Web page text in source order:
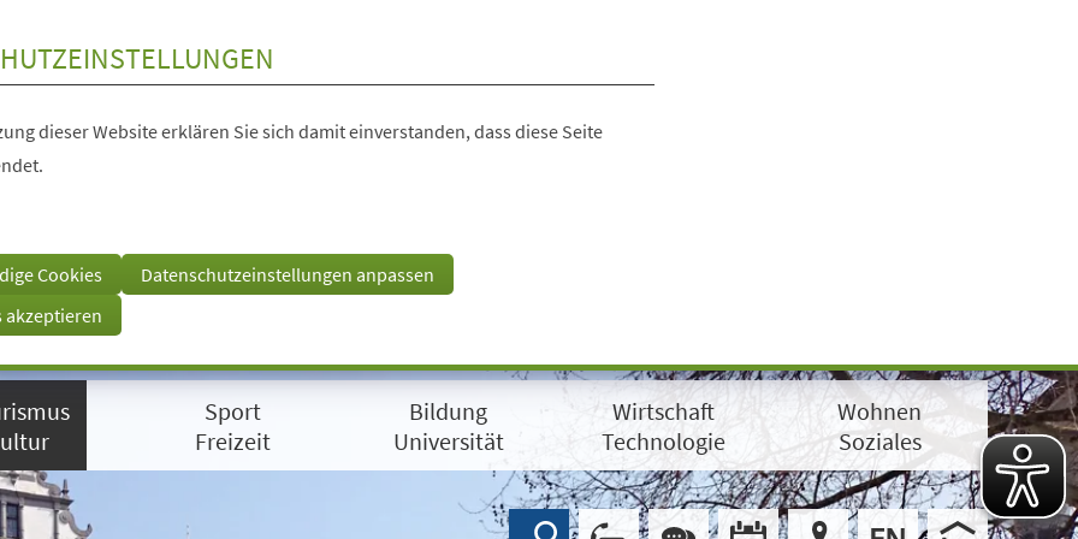
dieser Website erklären Sie sich damit einverstanden, dass diese Seite
Cookies
Datenschutzeinstellungen anpassen
akzeptieren
Sport
Freizeit
Bildung
Universität
Wirtschaft
Technologie
Wohnen
Soziales